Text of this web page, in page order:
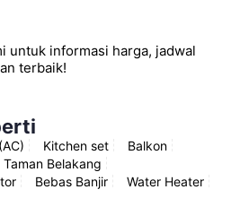
untuk informasi harga, jadwal
terbaik!
Kitchen set
Balkon
Taman Belakang
Bebas Banjir
Water Heater